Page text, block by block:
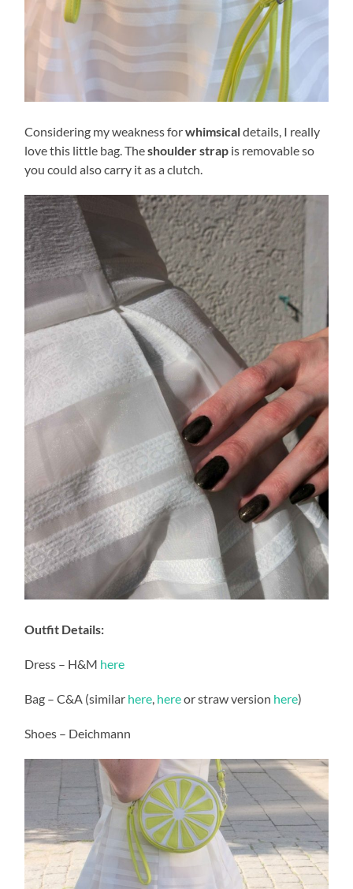
Considering my weakness forwhimsicaldetails, I really
love this little bag. Theshoulder strap is removable so
you could also carry it as a clutch.
Outfit Details:
Dress – H&M here
Bag – C&A (similar here hereor straw version here)
Shoes – Deichmann